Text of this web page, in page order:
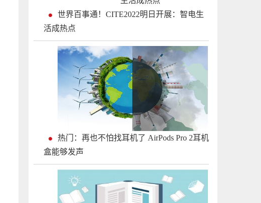
世界百事通！CITE2022明日开展：智电生
活成热点
热门：再也不怕找耳机了 AirPods Pro 2耳机
盒能够发声